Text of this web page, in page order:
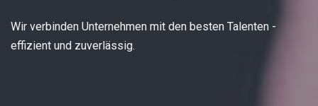
Wir verbinden Unternehmen mit den besten Talenten -
effizient und zuverlässig.